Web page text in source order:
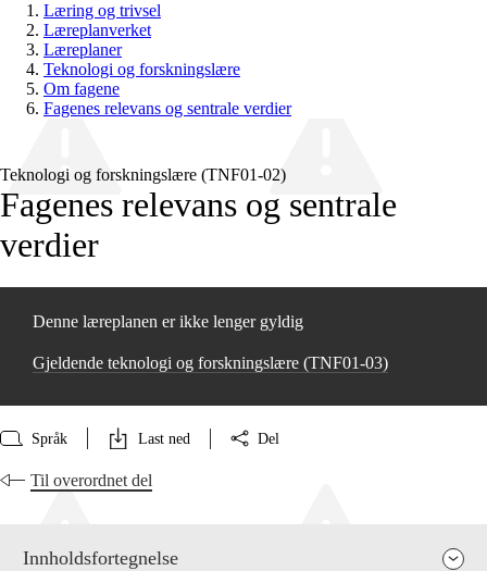
Læring og trivsel
Læreplanverket
Læreplaner
Teknologi og forskningslære
Om fagene
Fagenes relevans og sentrale verdier
Teknologi og forskningslære (TNF01‑02)
Fagenes relevans og sentrale
verdier
Denne læreplanen er ikke lenger gyldig
Gjeldende teknologi og forskningslære (TNF01‑03)
Språk Last ned Del
Til overordnet del
Innholdsfortegnelse